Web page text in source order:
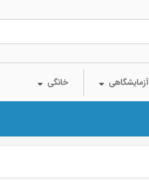
آزمایشگاهی خانگی